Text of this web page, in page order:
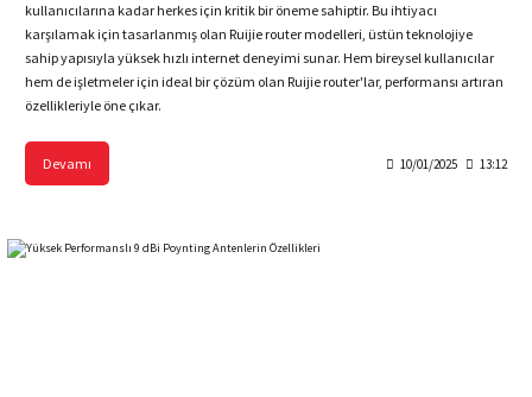
kullanıcılarına kadar herkes için kritik bir öneme sahiptir. Bu ihtiyacı
karşılamak için tasarlanmış olan Ruijie router modelleri, üstün teknolojiye
sahip yapısıyla yüksek hızlı internet deneyimi sunar. Hem bireysel kullanıcılar
hem de işletmeler için ideal bir çözüm olan Ruijie router'lar, performansı artıran
özellikleriyle öne çıkar.
Devamı 10/01/2025 13:12